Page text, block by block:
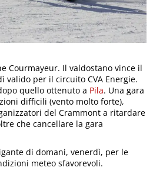
Courmayeur. Il valdostano vince il
valido per il circuito CVA Energie.
quello ottenuto a Pila. Una gara
difficili (vento molto forte),
del Crammont a ritardare
che cancellare la gara
di domani, venerdì, per le
meteo sfavorevoli.